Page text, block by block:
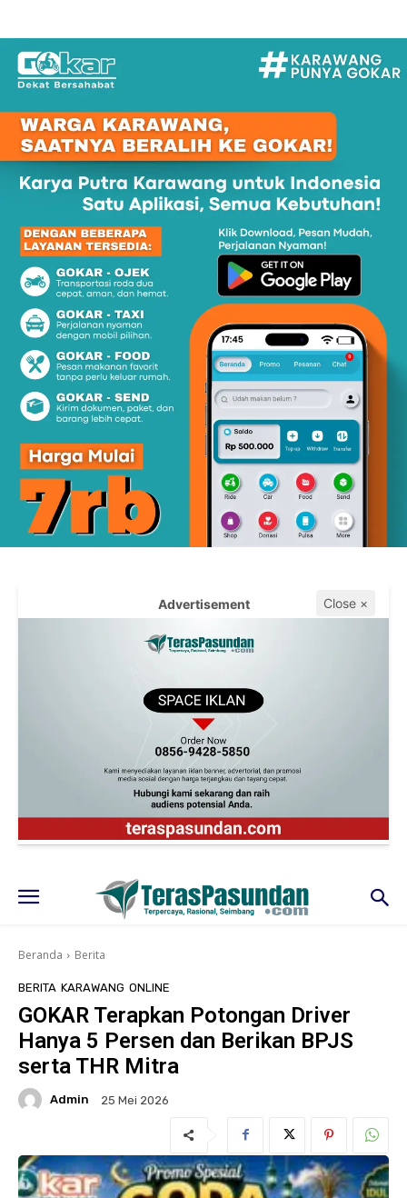
Advertisement Close ×
Beranda Berita
BERITA KARAWANG ONLINE
GOKAR Terapkan Potongan Driver
Hanya 5 Persen dan Berikan BPJS
serta THR Mitra
Admin 25 Mei 2026